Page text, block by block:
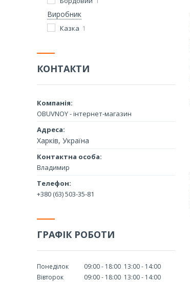
Виробник
Казка 1
КОНТАКТИ
OBUVNOY - інтернет-магазин
Харків, Україна
Владимир
+380 (63) 503-35-81
ГРАФІК РОБОТИ
Понеділок 09:00 18:00 13:00
14:00
Вівторок
09:00 18:00 13:00
14:00